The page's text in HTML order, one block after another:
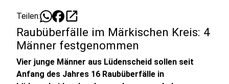
Teilen: open_in_new
Raubüberfälle im Märkischen Kreis: 4
Männer festgenommen
Vier junge Männer aus Lüdenscheid sollen seit
Anfang des Jahres 16 Raubüberfälle in